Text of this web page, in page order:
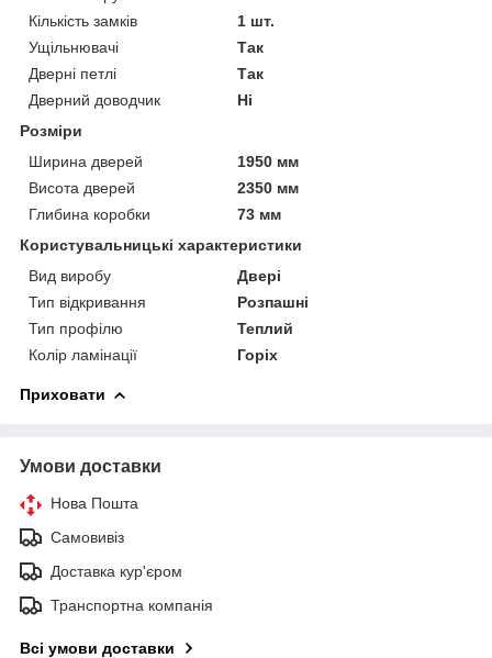
Кількість замків
1 шт.
Ущільнювачі
Так
Дверні петлі
Так
Дверний доводчик
Ні
Розміри
Ширина дверей
1950 мм
Висота дверей
2350 мм
Глибина коробки
73 мм
Користувальницькі характеристики
Вид виробу
Двері
Тип відкривання
Розпашні
Тип профілю
Теплий
Колір ламінації
Горіх
Приховати
Умови доставки
Нова Пошта
Самовивіз
Доставка кур'єром
Транспортна компанія
Всі умови доставки